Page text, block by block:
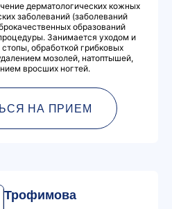
дерматологических кожных
заболеваний (заболеваний
образований
Занимается уходом и
обработкой грибковых
мозолей, натоптышей,
вросших ногтей.
НА ПРИЕМ
Трофимова